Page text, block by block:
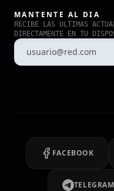
MANTENTE AL DIA
RECIBE LAS ULTIMAS
DIRECTAMENTE EN TU
FACEBOOK
TELEGRAM